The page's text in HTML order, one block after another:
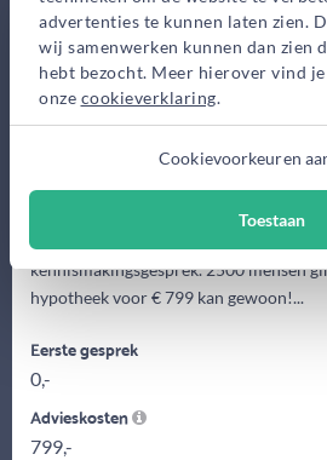
advertenties te kunnen laten zien.
wij samenwerken kunnen dan zien
hebt bezocht. Meer hierover vind
onze cookieverklaring.
Cookievoorkeuren
Toestaan
Maak vrijblijvend via www.dgoha.nl een
kennismakingsgesprek. 2500 mensen
hypotheek voor € 799 kan gewoon!...
Eerste gesprek
0,-
Advieskosten
799,-